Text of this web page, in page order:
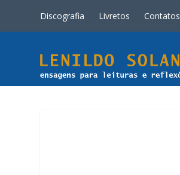
Discografia Livretos Contatos